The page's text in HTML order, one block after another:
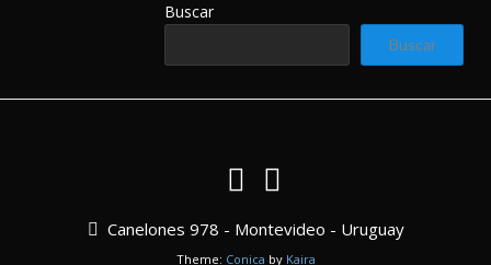
Buscar
Buscar
Canelones 978 - Montevideo - Uruguay
Theme: Conica by Kaira